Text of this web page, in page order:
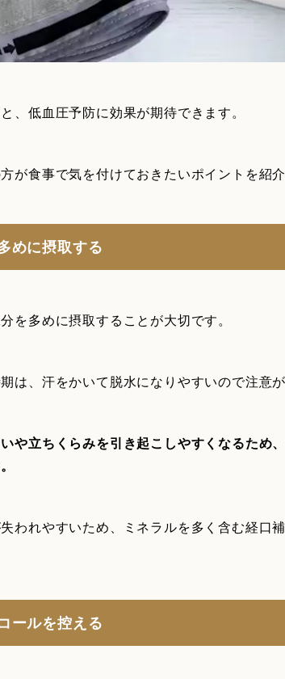
、低血圧予防に効果が期待できます。
が食事で気を付けておきたいポイントを紹介
めに摂取する
を多めに摂取することが大切です。
は、汗をかいて脱水になりやすいので注意が
や立ちくらみを引き起こしやすくなるため
われやすいため、ミネラルを多く含む経口
ールを控える